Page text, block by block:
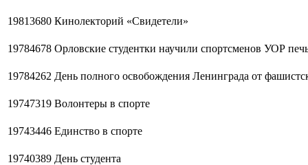
19813680 Кинолекторий «Свидетели»
19784678 Орловские студентки научили спортсменов УОР
19784262 День полного освобождения Ленинграда от
19747319 Волонтеры в спорте
19743446 Единство в спорте
19740389 День студента